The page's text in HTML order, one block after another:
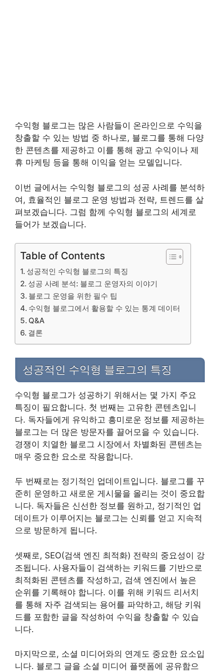
수익형 블로그는 많은 사람들이 온라인으로 수익을
창출할 수 있는 방법 중 하나로, 블로그를 통해 다양
한 콘텐츠를 제공하고 이를 통해 광고 수익이나 제
휴 마케팅 등을 통해 이익을 얻는 모델입니다.
이번 글에서는 수익형 블로그의 성공 사례를 분석하
여, 효율적인 블로그 운영 방법과 전략, 트렌드를 살
펴보겠습니다. 그럼 함께 수익형 블로그의 세계로
들어가 보겠습니다.
Table of Contents
성공적인 수익형 블로그의 특징
성공 사례 분석: 블로그 운영자의 이야기
블로그 운영을 위한 필수 팁
수익형 블로그에서 활용할 수 있는 통계 데이터
Q&A
결론
성공적인 수익형 블로그의 특징
수익형 블로그가 성공하기 위해서는 몇 가지 주요
특징이 필요합니다. 첫 번째는 고유한 콘텐츠입니
다. 독자들에게 유익하고 흥미로운 정보를 제공하는
블로그는 더 많은 방문자를 끌어모을 수 있습니다.
경쟁이 치열한 블로그 시장에서 차별화된 콘텐츠는
매우 중요한 요소로 작용합니다.
두 번째로는 정기적인 업데이트입니다. 블로그를 꾸
준히 운영하고 새로운 게시물을 올리는 것이 중요합
니다. 독자들은 신선한 정보를 원하고, 정기적인 업
데이트가 이루어지는 블로그는 신뢰를 얻고 지속적
으로 방문하게 됩니다.
셋째로, SEO(검색 엔진 최적화) 전략의 중요성이 강
조됩니다. 사용자들이 검색하는 키워드를 기반으로
최적화된 콘텐츠를 작성하고, 검색 엔진에서 높은
순위를 기록해야 합니다. 이를 위해 키워드 리서치
를 통해 자주 검색되는 용어를 파악하고, 해당 키워
드를 포함한 글을 작성하여 수익을 창출할 수 있습
니다.
마지막으로, 소셜 미디어와의 연계도 중요한 요소입
니다. 블로그 글을 소셜 미디어 플랫폼에 공유함으